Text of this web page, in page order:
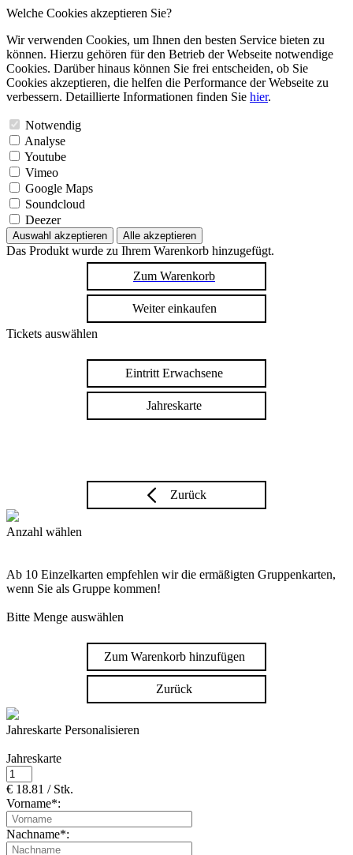
Welche Cookies akzeptieren Sie?
Wir verwenden Cookies, um Ihnen den besten Service bieten zu
können. Hierzu gehören für den Betrieb der Webseite notwendige
Cookies. Darüber hinaus können Sie frei entscheiden, ob Sie
Cookies akzeptieren, die helfen die Performance der Webseite zu
verbessern. Detaillierte Informationen finden Sie hier.
Notwendig
Analyse
Youtube
Vimeo
Google Maps
Soundcloud
Deezer
Auswahl akzeptieren Alle akzeptieren
Das Produkt wurde zu Ihrem Warenkorb hinzugefügt.
Zum Warenkorb
Weiter einkaufen
Tickets auswählen
Eintritt Erwachsene
Jahreskarte
Zurück
Anzahl wählen
Ab 10 Einzelkarten empfehlen wir die ermäßigten Gruppenkarten,
wenn Sie als Gruppe kommen!
Bitte Menge auswählen
Zum Warenkorb hinzufügen
Zurück
Jahreskarte Personalisieren
Jahreskarte
€ 18.81 / Stk.
Vorname*:
Nachname*: